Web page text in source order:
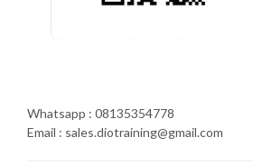
Whatsapp : 08135354778
Email : sales.diotraining@gmail.com